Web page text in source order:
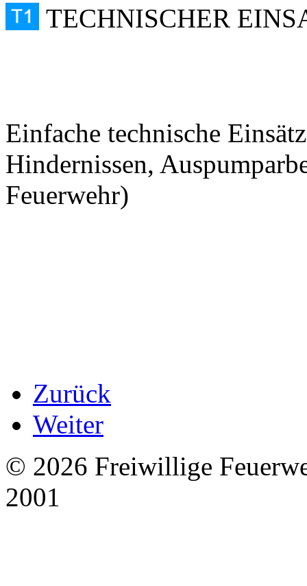
Einfache technische
Hindernissen,
Feuerwehr)
Zurück
Weiter
© 2026 Freiwillige
2001